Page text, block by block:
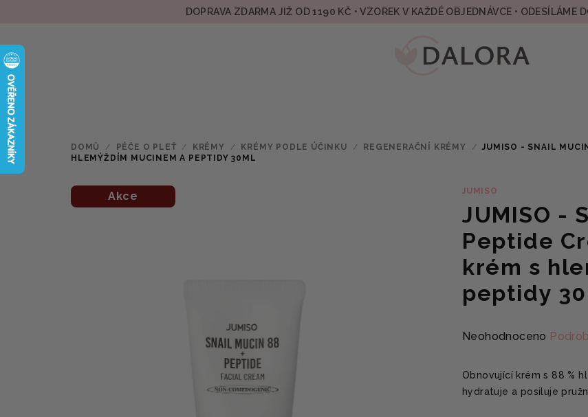
DOPRAVA ZDARMA JIŽ OD 1190 KČ • VZOREK V KAŽDÉ OBJEDNÁVCE • ODESÍLÁME
DOMŮ / PÉČE O PLEŤ / KRÉMY / KRÉMY PODLE ÚČINKU / REGENERAČNÍ KRÉMY / JUMISO - SNAIL
HLEMÝŽDÍM MUCINEM A PEPTIDY 30ML
JUMISO
JUMISO -
Peptide
krém s
peptidy
Průměrné
produktu
je
0,0
Neohodnoceno
Obnovující krém s 88 %
hydratuje a posiluje
Akce